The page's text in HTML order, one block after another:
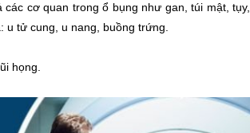
cơ quan trong ổ bụng như gan, túi mật,
tử cung, u nang, buồng trứng.
họng.